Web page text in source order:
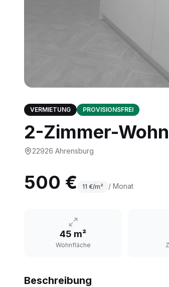
VERMIETUNG PROVISIONSFREI
2-Zimmer-
22926 Ahrensburg
500 € 11 €/m² / Monat
45 m²
Wohnfläche
Beschreibung